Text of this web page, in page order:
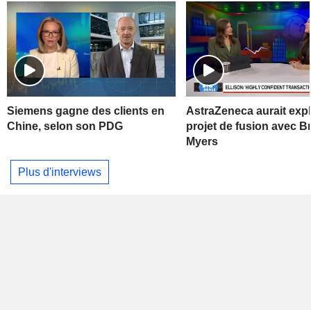
Siemens gagne des clients en
Chine, selon son PDG
AstraZeneca aurait
projet de fusion avec
Myers
Plus d'interviews